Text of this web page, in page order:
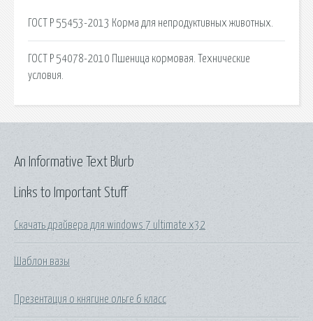
ГОСТ Р 55453-2013 Корма для непродуктивных животных.
ГОСТ Р 54078-2010 Пшеница кормовая. Технические
условия.
Links to Important Stuff
Скачать драйвера для windows 7 ultimate x32
Шаблон вазы
Презентация о княгине ольге 6 класс
An Informative Text Blurb